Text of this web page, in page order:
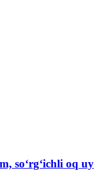
so‘rg‘ichli oq uy